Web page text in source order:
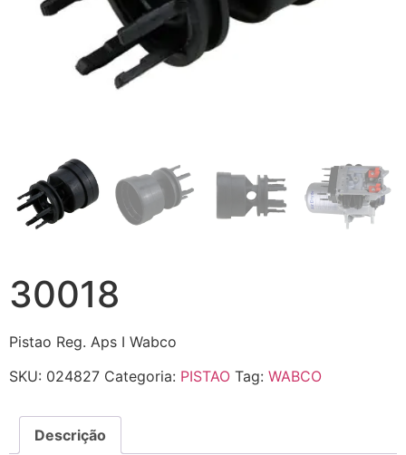
30018
Pistao Reg. Aps I Wabco
SKU: 024827 Categoria: PISTAO Tag: WABCO
Descrição